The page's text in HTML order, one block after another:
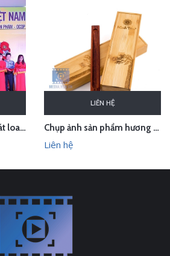
Thu âm quảng cáo phát loa cho Hội chợ Làng nghề VN 2018
LIÊN HỆ
Chụp ảnh sản phẩm hương trầm Hương Xưa - Kính Tâm trong studio Hà Nội
Liên hệ